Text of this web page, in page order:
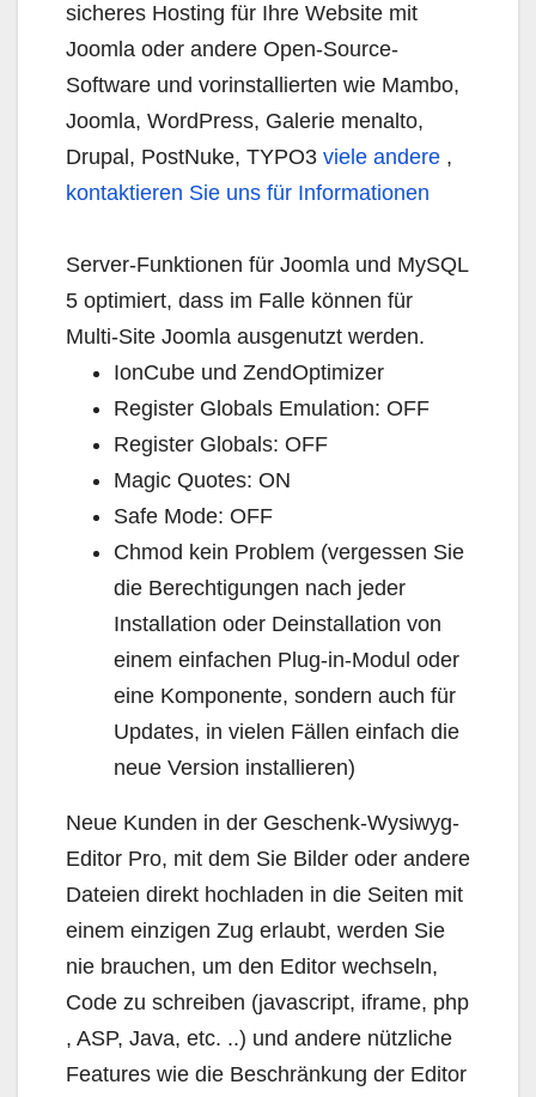
sicheres Hosting für Ihre Website mit
Joomla oder andere Open-Source-
Software und vorinstallierten wie Mambo,
Joomla, WordPress, Galerie menalto,
Drupal, PostNuke, TYPO3 viele andere ,
kontaktieren Sie uns für Informationen
Server-Funktionen für Joomla und MySQL
5 optimiert, dass im Falle können für
Multi-Site Joomla ausgenutzt werden.
IonCube und ZendOptimizer
Register Globals Emulation: OFF
Register Globals: OFF
Magic Quotes: ON
Safe Mode: OFF
Chmod kein Problem (vergessen Sie
die Berechtigungen nach jeder
Installation oder Deinstallation von
einem einfachen Plug-in-Modul oder
eine Komponente, sondern auch für
Updates, in vielen Fällen einfach die
neue Version installieren)
Neue Kunden in der Geschenk-Wysiwyg-
Editor Pro, mit dem Sie Bilder oder andere
Dateien direkt hochladen in die Seiten mit
einem einzigen Zug erlaubt, werden Sie
nie brauchen, um den Editor wechseln,
Code zu schreiben (javascript, iframe, php
, ASP, Java, etc. ..) und andere nützliche
Features wie die Beschränkung der Editor